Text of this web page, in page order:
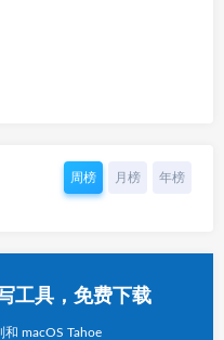
周榜 月榜 年榜
工具，免费下载
macOS Tahoe